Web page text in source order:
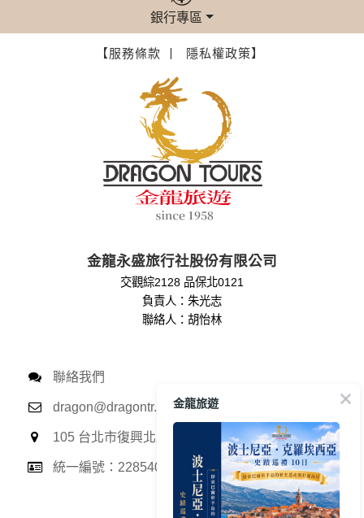
銀行專區
金龍永盛旅行社股份有限公司
交觀綜2128 品保北0121
負責人：朱光志
聯絡人：胡怡林
聯絡我們
dragon@dragontr.com.tw
105 台北市復興北路167號13樓
統一編號：22854059
【服務條款 丨 隱私權政策】
金龍旅遊